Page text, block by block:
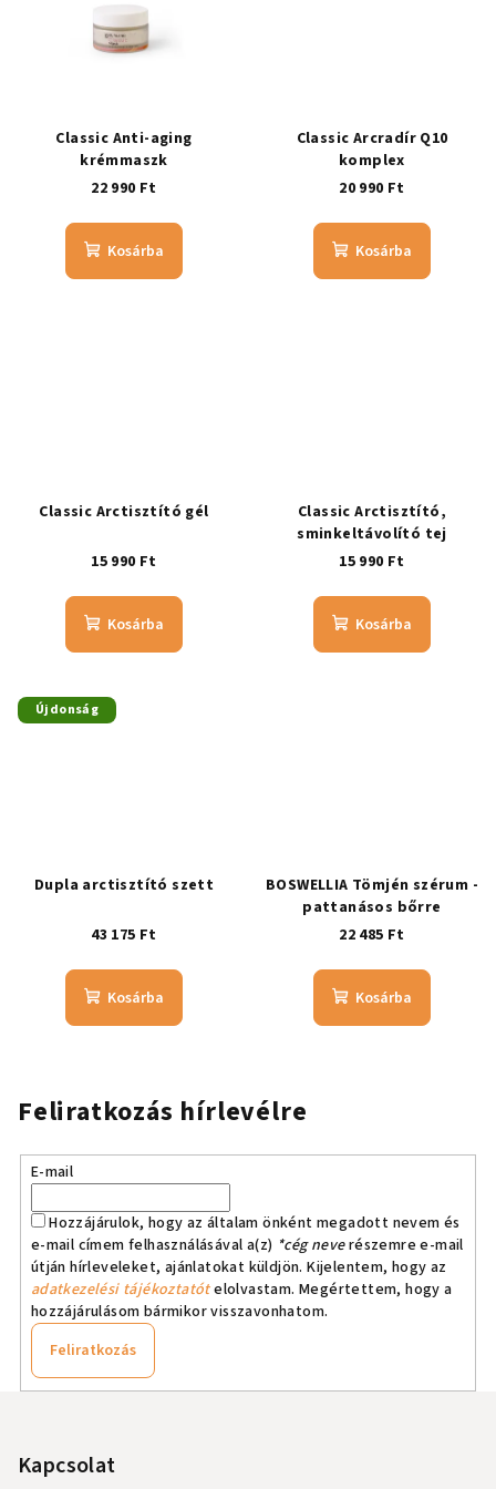
Classic Anti-aging
krémmaszk
22 990 Ft
Kosárba
Classic Arcradír Q10
komplex
20 990 Ft
Kosárba
Classic Arctisztító gél
15 990 Ft
Kosárba
Classic Arctisztító,
sminkeltávolító tej
15 990 Ft
Kosárba
Újdonság
Dupla arctisztító szett
43 175 Ft
Kosárba
BOSWELLIA Tömjén szérum -
pattanásos bőrre
22 485 Ft
Kosárba
Feliratkozás hírlevélre
E-mail
Hozzájárulok, hogy az általam önként megadott nevem és
e-mail címem felhasználásával a(z) *cég neverészemre e-mail
útján hírleveleket, ajánlatokat küldjön. Kijelentem, hogy az
adatkezelési tájékoztatótelolvastam. Megértettem, hogy a
hozzájárulásom bármikor visszavonhatom.
Feliratkozás
Kapcsolat